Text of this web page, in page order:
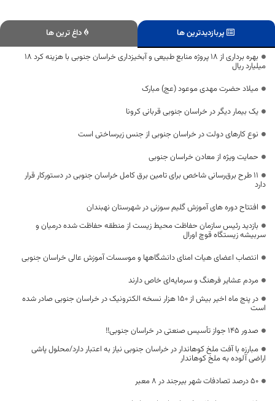
پربازدیدترین ها
داغ ترین ها
بهره برداری از 18 پروژه منابع طبیعی و آبخیزداری خراسان جنوبی با هزینه کرد 18
میلیارد ریال
میلاد حضرت مهدی موعود (عج) مبارک
یک بیمار دیگر در خراسان جنوبی قربانی کرونا
نوع کارهای دولت در خراسان جنوبی از جنس زیرساختی است
حمایت ویژه از معادن خراسان جنوبی
۱۱ طرح برق‌رسانی شاخص برای تامین برق کامل خراسان جنوبی در دستورکار قرار
دارد
افتتاح دوره های آموزش گلیم سوزنی در شهرستان نهبندان
بازدید رئیس سازمان حفاظت محیط زیست از منطقه حفاظت شده درمیان و
سربیشه زیستگاه قوچ اورال
انتصاب اعضای هیات امنای دانشگاهها و موسسات آموزش عالی خراسان جنوبی
مردم عشایر فرهنگ و سرمایه‌ای خاص دارند
در پنج ماه اخیر بیش از ۱۵۰ هزار نسخه الکترونیک در خراسان جنوبی صادر شده
است
صدور 145 جواز تأسیس صنعتی در خراسان جنوبی!!
مبارزه با آفت ملخ کوهاندار در خراسان جنوبی نیاز به اعتبار دارد/محلول پاشی
اراضی آلوده به ملخ کوهاندار
۵۰ درصد تصادفات شهر بیرجند در ۸ معبر